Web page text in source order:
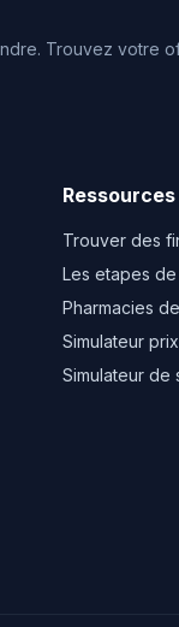
Trouvez votre
Ressources
Trouver des
Les etapes
Pharmacies
Simulateur
Simulateur de